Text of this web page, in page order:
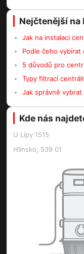
Nejčtenější na
Jak na instalaci
Podle čeho vybírat
5 důvodů pro
Typy filtrací
Jak správně
Kde nás
U Lípy 1515
Hlinsko, 539 01